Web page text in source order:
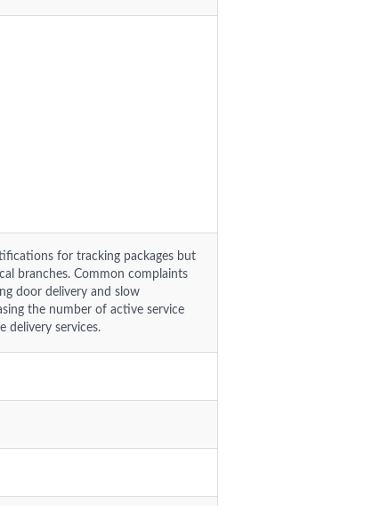
for tracking packages but
branches. Common complaints
door delivery and slow
the number of active service
delivery services.